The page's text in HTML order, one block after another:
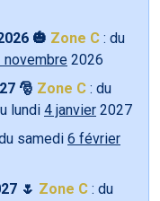
🎃 Zone C : du
novembre 2026
🎅 Zone C : du
lundi 4 janvier 2027
samedi 6 février
🌷 Zone C : du